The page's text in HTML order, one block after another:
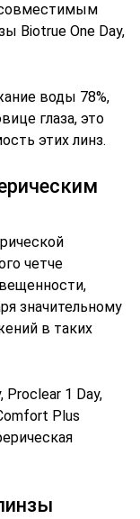
Biotrue One Day,
воды 78%,
глаза, это
этих линз.
четче
значительному
в таких
Proclear 1 Day,
Plus